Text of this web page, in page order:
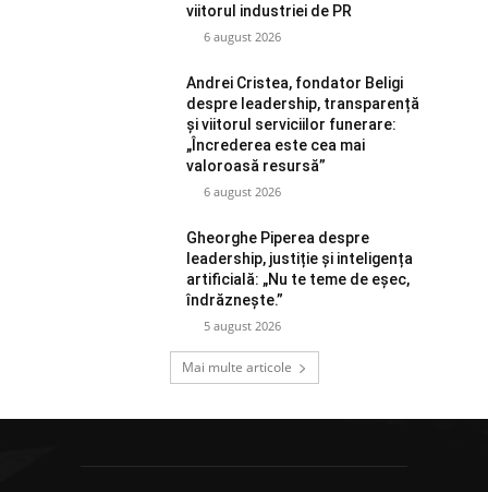
viitorul industriei de PR
6 august 2026
Andrei Cristea, fondator Beligi
despre leadership, transparență
și viitorul serviciilor funerare:
„Încrederea este cea mai
valoroasă resursă”
6 august 2026
Gheorghe Piperea despre
leadership, justiție și inteligența
artificială: „Nu te teme de eșec,
îndrăznește.”
5 august 2026
Mai multe articole